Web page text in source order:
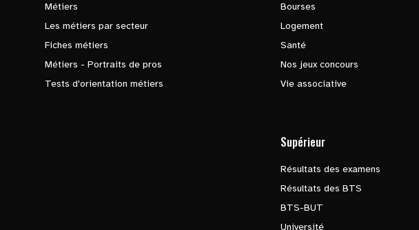
Métiers
Les métiers par secteur
Fiches métiers
Métiers - Portraits de pros
Tests d'orientation métiers
Bourses
Logement
Santé
Nos jeux concours
Vie associative
Supérieur
Résultats des examens
Résultats des BTS
BTS-BUT
Université